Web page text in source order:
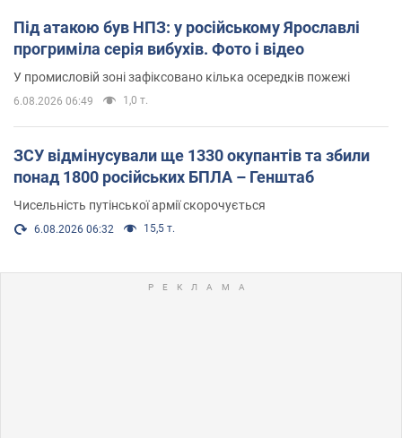
Під атакою був НПЗ: у російському Ярославлі
прогриміла серія вибухів. Фото і відео
У промисловій зоні зафіксовано кілька осередків пожежі
6.08.2026 06:49 1,0 т.
ЗСУ відмінусували ще 1330 окупантів та збили
понад 1800 російських БПЛА – Генштаб
Чисельність путінської армії скорочується
6.08.2026 06:32 15,5 т.